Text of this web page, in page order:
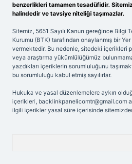
benzerlikleri tamamen tesadüfidir.
halindedir ve tavsiye niteliği taşımazlar.
Sitemiz, 5651 Sayılı Kanun gereğince Bilgi
Kurumu (BTK) tarafından onaylanmış bir
vermektedir. Bu nedenle, sitedeki içerikleri
veya araştırma yükümlülüğümüz
yazdıkları içeriklerin sorumluluğunu
bu sorumluluğu kabul etmiş sayılırlar.
Hukuka ve yasal düzenlemelere aykırı
içerikleri, backlinkpanelicomtr@gmail.com
ilgili içerikler yasal süre içerisinde